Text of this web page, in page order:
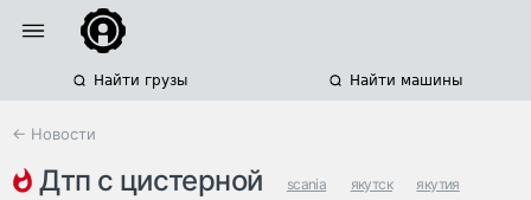
Найти грузы Найти машины
← Новости
дтп с цистерной scania якутск якутия